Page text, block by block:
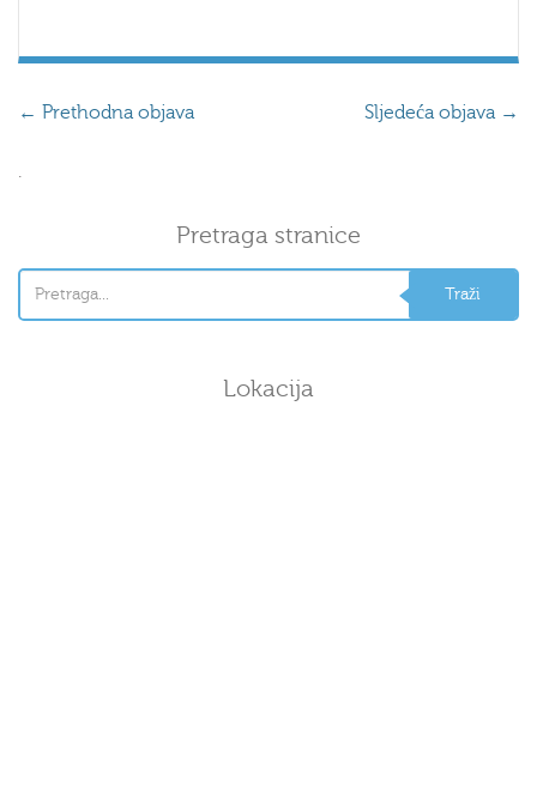
← Prethodna objava Sljedeća objava →
.
Pretraga stranice
Lokacija